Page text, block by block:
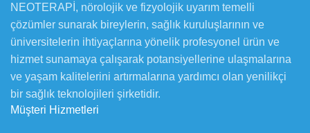
NEOTERAPİ, nörolojik ve fizyolojik uyarım temelli
çözümler sunarak bireylerin, sağlık kuruluşlarının ve
üniversitelerin ihtiyaçlarına yönelik profesyonel ürün ve
hizmet sunamaya çalışarak potansiyellerine ulaşmalarına
ve yaşam kalitelerini artırmalarına yardımcı olan yenilikçi
bir sağlık teknolojileri şirketidir.
Müşteri Hizmetleri